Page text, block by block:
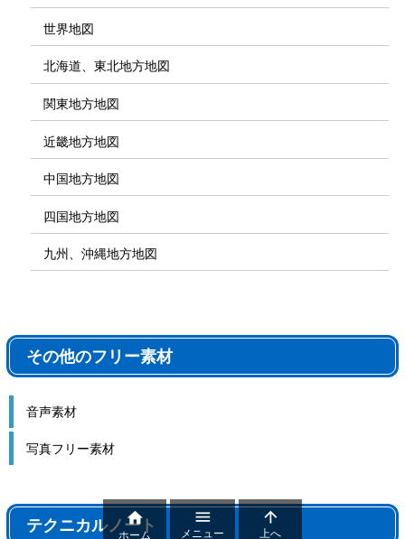
世界地図
北海道、東北地方地図
関東地方地図
近畿地方地図
中国地方地図
四国地方地図
九州、沖縄地方地図
その他のフリー素材
音声素材
写真フリー素材
テクニカルノート

ホーム

メニュー

上へ